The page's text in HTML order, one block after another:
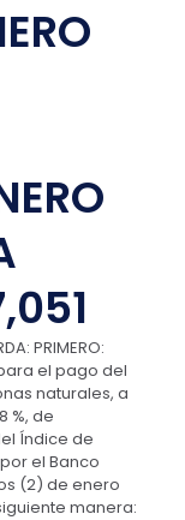
PRIMERO:
el pago del
naturales, a
%, de
Índice de
el Banco
(2) de enero
manera: